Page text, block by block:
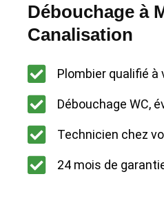
Débouchage à
Canalisation
Plombier qualifié
Débouchage WC,
Technicien chez
24 mois de